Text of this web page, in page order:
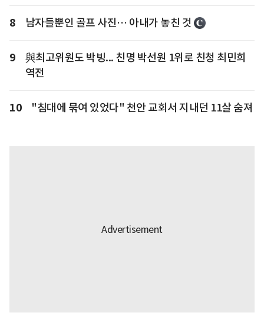
8 남자들뿐인 골프 사진… 아내가 놓친 것
9
與최고위원도 박빙... 친명 박선원 1위로 친청 최민희
역전
10 "침대에 묶여 있었다" 천안 교회서 지내던 11살 숨져